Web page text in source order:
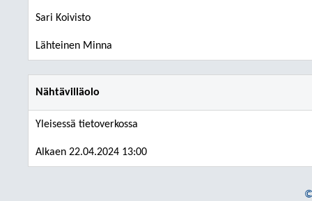
Sari Koivisto
Lähteinen Minna
Nähtävilläolo
Yleisessä tietoverkossa
Alkaen 22.04.2024 13:00